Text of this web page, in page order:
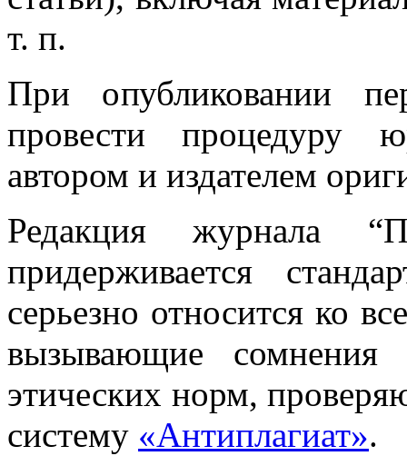
т. п.
При опубликовании
провести процедуру
автором и издателем
Редакция журнала
придерживается
серьезно относится ко
вызывающие сомнения
этических норм,
cистему «Антиплагиат».